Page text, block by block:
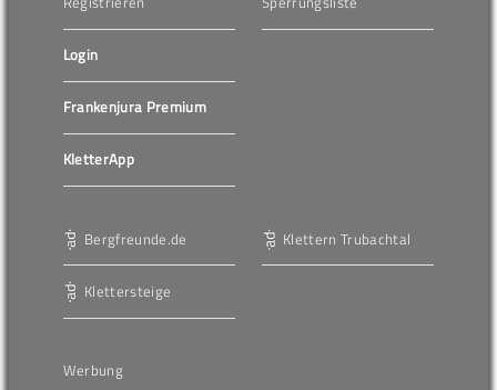
Login
Frankenjura Premium
KletterApp
Bergfreunde.de
Klettersteige
Klettern Trubachtal
Werbung